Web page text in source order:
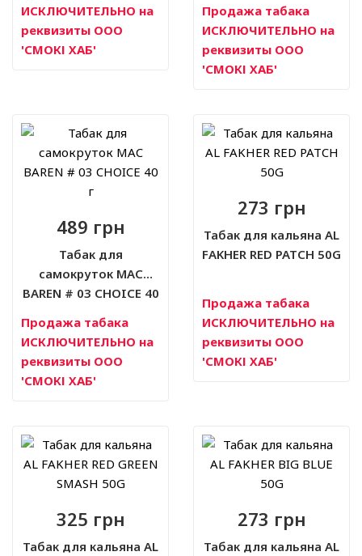
ИСКЛЮЧИТЕЛЬНО на
реквизиты ООО
'СМОКІ ХАБ'
Продажа табака
ИСКЛЮЧИТЕЛЬНО на
реквизиты ООО
'СМОКІ ХАБ'
489 грн
Табак для
самокруток MAC
BAREN # 03 CHOICE 40
Продажа табака
ИСКЛЮЧИТЕЛЬНО на
реквизиты ООО
'СМОКІ ХАБ'
273 грн
Табак для кальяна AL
FAKHER RED PATCH 50G
Продажа табака
ИСКЛЮЧИТЕЛЬНО на
реквизиты ООО
'СМОКІ ХАБ'
325 грн
Табак для кальяна AL
273 грн
Табак для кальяна AL